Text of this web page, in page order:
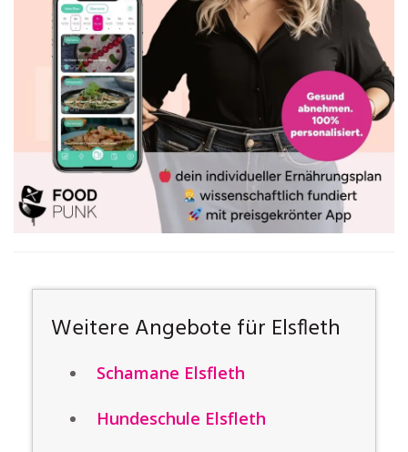
Weitere Angebote für Elsfleth
Schamane Elsfleth
Hundeschule Elsfleth